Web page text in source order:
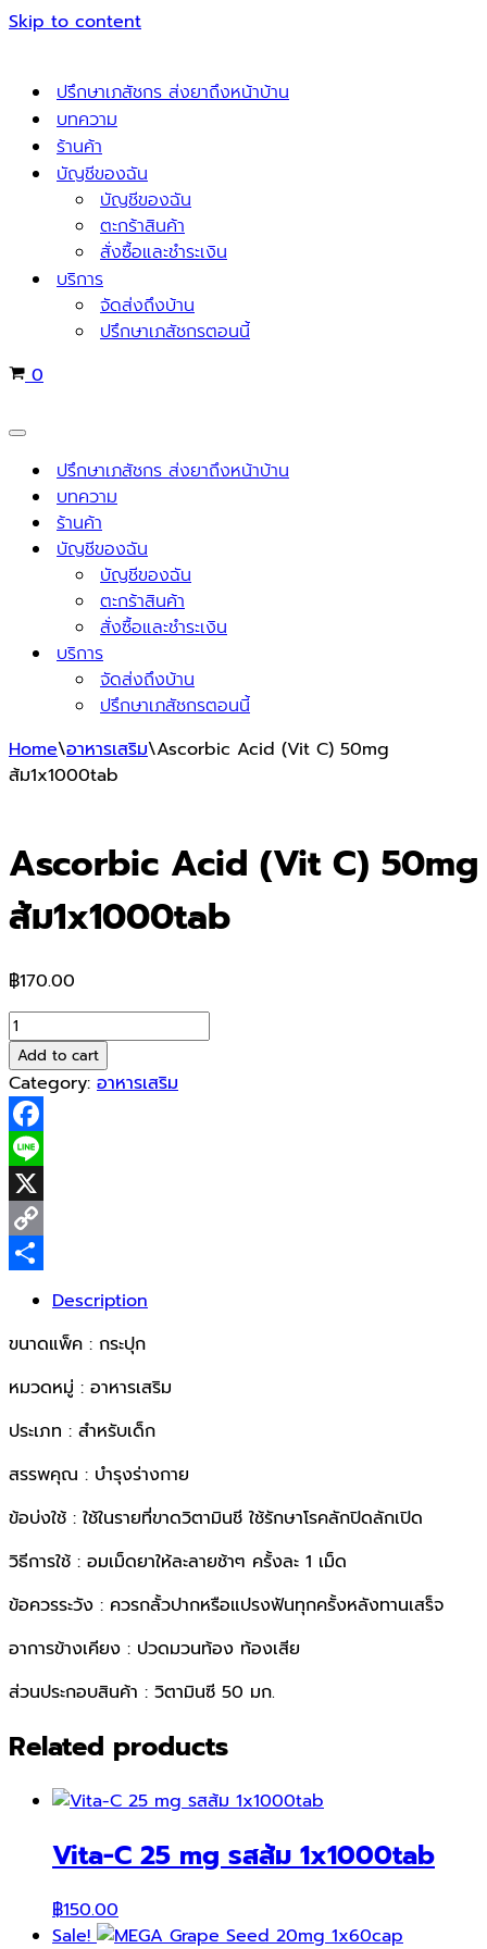
Skip to content
ปรึกษาเภสัชกร ส่งยาถึงหน้าบ้าน
บทความ
ร้านค้า
บัญชีของฉัน
บัญชีของฉัน
ตะกร้าสินค้า
สั่งซื้อและชำระเงิน
บริการ
จัดส่งถึงบ้าน
ปรึกษาเภสัชกรตอนนี้
Cart
0
Navigation
Menu ปรึกษาเภสัชกร ส่งยาถึงหน้าบ้าน
บทความ
ร้านค้า
บัญชีของฉัน
บัญชีของฉัน
ตะกร้าสินค้า
สั่งซื้อและชำระเงิน
บริการ
จัดส่งถึงบ้าน
ปรึกษาเภสัชกรตอนนี้
Home\อาหารเสริม\Ascorbic Acid (Vit C) 50mg
ส้ม1x1000tab
Ascorbic Acid (Vit C) 50mg
ส้ม1x1000tab
฿170.00
Ascorbic
Acid
(Vit
C)
50mg
ส้ม1x1000tab
quantity
Add to cart
Category: อาหารเสริม
Facebook
Line
X
Copy
ShareDescription
ขนาดแพ็ค : กระปุก
หมวดหมู่ : อาหารเสริม
ประเภท : สำหรับเด็ก
สรรพคุณ : บำรุงร่างกาย
ข้อบ่งใช้ : ใช้ในรายที่ขาดวิตามินชี ใช้รักษาโรคลักปิดลักเปิด
วิธีการใช้ : อมเม็ดยาให้ละลายช้าๆ ครั้งละ 1 เม็ด
ข้อควรระวัง : ควรกลั้วปากหรือแปรงฟันทุกครั้งหลังทานเสร็จ
อาการข้างเคียง : ปวดมวนท้อง ท้องเสีย
ส่วนประกอบสินค้า : วิตามินซี 50 มก.
Related products
Vita-C 25 mg รสส้ม 1x1000tab
฿150.00
Sale!